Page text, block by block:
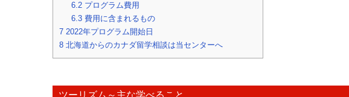
6.2プログラム費用
6.3費用に含まれるもの
7 2022年プログラム開始日
8 北海道からのカナダ留学相談は当センターへ